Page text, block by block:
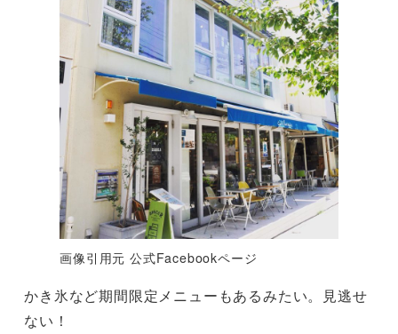
画像引用元 公式Facebookページ
かき氷など期間限定メニューもあるみたい。見逃せ
ない！